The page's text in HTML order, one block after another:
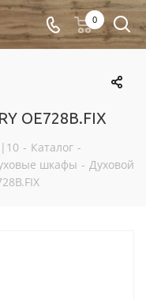
0
OE728B.FIX
- Каталог -
шкафы - Духовой